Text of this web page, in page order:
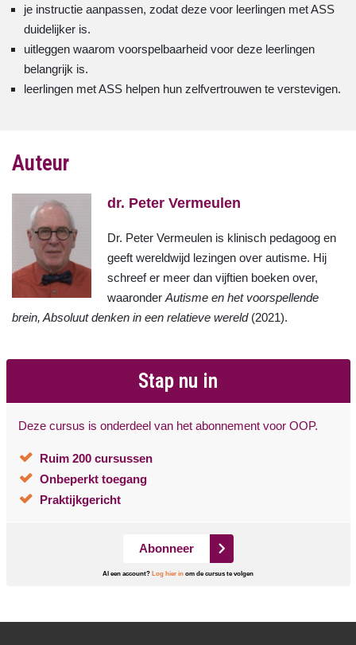
je instructie aanpassen, zodat deze voor leerlingen met ASS
duidelijker is.
uitleggen waarom voorspelbaarheid voor deze leerlingen
belangrijk is.
leerlingen met ASS helpen hun zelfvertrouwen te verstevigen.
Auteur
dr. Peter Vermeulen
Dr. Peter Vermeulen is klinisch pedagoog en
geeft wereldwijd lezingen over autisme. Hij
schreef er meer dan vijftien boeken over,
waaronder Autisme en het voorspellende
brein, Absoluut denken in een relatieve wereld(2021).
Stap nu in
Deze cursus is onderdeel van het abonnement voor OOP.
Ruim 200 cursussen
Onbeperkt toegang
Praktijkgericht
Abonneer
Al een account? Log hier in om de cursus te volgen